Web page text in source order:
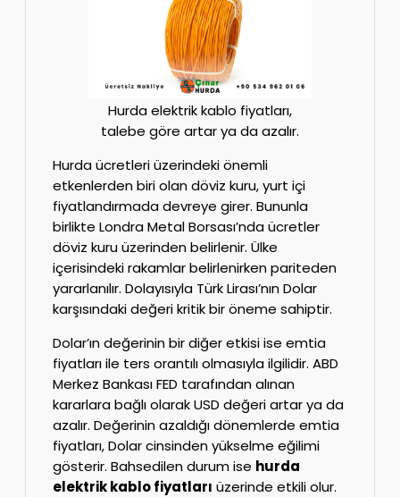
Hurda elektrik kablo fiyatları,
talebe göre artar ya da azalır.
Hurda ücretleri üzerindeki önemli
etkenlerden biri olan döviz kuru, yurt içi
fiyatlandırmada devreye girer. Bununla
birlikte Londra Metal Borsası’nda ücretler
döviz kuru üzerinden belirlenir. Ülke
içerisindeki rakamlar belirlenirken pariteden
yararlanılır. Dolayısıyla Türk Lirası’nın Dolar
karşısındaki değeri kritik bir öneme sahiptir.
Dolar’ın değerinin bir diğer etkisi ise emtia
fiyatları ile ters orantılı olmasıyla ilgilidir. ABD
Merkez Bankası FED tarafından alınan
kararlara bağlı olarak USD değeri artar ya da
azalır. Değerinin azaldığı dönemlerde emtia
fiyatları, Dolar cinsinden yükselme eğilimi
gösterir. Bahsedilen durum ise hurda
elektrik kablo fiyatları üzerinde etkili olur.